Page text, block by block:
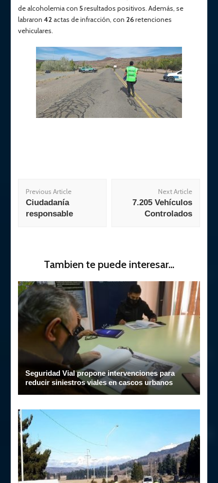
de alcoholemia con5resultados positivos. Además, se
labraron42 actas de infracción, con 26retenciones
vehiculares.
Navigation
Previous Article
Ciudadanía
responsable
Next Article
7.205 Vehículos
Controlados
Tambien te puede interesar...
Seguridad Vial propone intervenciones para
reducir siniestros viales en cascos urbanos